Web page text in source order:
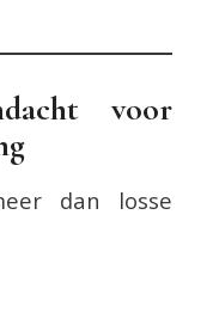
voor
dan losse